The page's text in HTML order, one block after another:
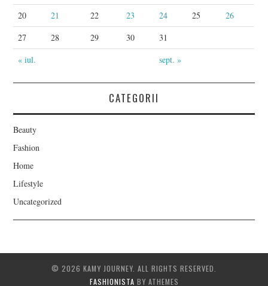
« iul. sept. »
20
21 22 23 24 25
26
27
28 29 30 31
CATEGORII
Beauty
Fashion
Home
Lifestyle
Uncategorized
© 2026 KAMY JOURNEY. ALL RIGHTS RESERVED.
FASHIONISTA BY ATHEMES